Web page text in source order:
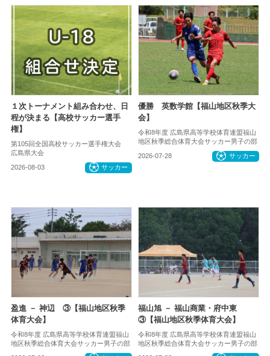
１次トーナメント組み合わせ、日
程が決まる【高校サッカー選手
権】
第105回全国高校サッカー選手権大会
広島県大会
2026-08-03 サッカー
優勝 英数学館【福山地区秋季大
会】
令和8年度 広島県高等学校体育連盟福山
地区秋季総合体育大会サッカー男子の部
2026-07-28 サッカー
盈進 － 神辺 ③【福山地区秋季
体育大会】
令和8年度 広島県高等学校体育連盟福山
地区秋季総合体育大会サッカー男子の部
福山旭 － 福山商業・府中東
③【福山地区秋季体育大会】
令和8年度 広島県高等学校体育連盟福山
地区秋季総合体育大会サッカー男子の部